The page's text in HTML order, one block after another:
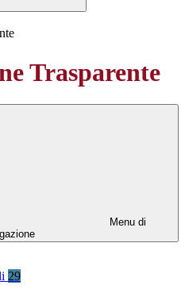
Trasparente
Menu di
29